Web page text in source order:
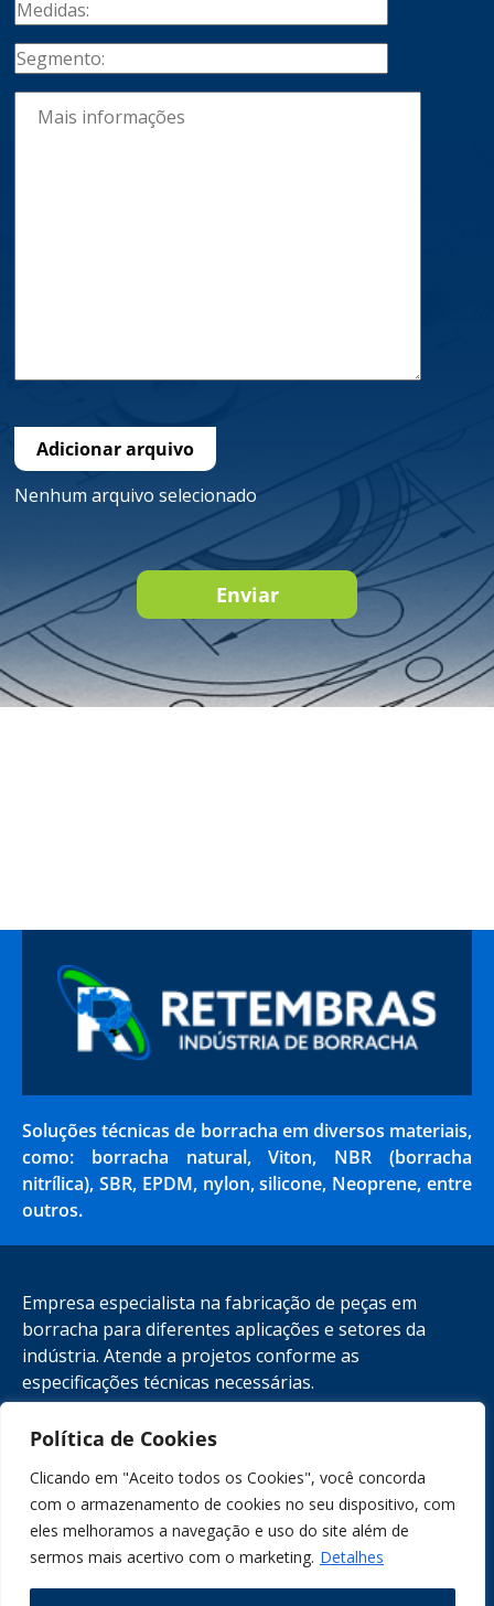
Política de Cookies
Clicando em "Aceito todos os Cookies", você concorda
com o armazenamento de cookies no seu dispositivo, com
eles melhoramos a navegação e uso do site além de
sermos mais acertivo com o marketing. Detalhes
Adicionar arquivo
Nenhum arquivo selecionado
Enviar
Soluções técnicas de borracha em diversos materiais,
como: borracha natural, Viton, NBR (borracha
nitrílica), SBR, EPDM, nylon, silicone, Neoprene, entre
outros.
Empresa especialista na fabricação de peças em
borracha para diferentes aplicações e setores da
indústria. Atende a projetos conforme as
especificações técnicas necessárias.
(11) 4395-7360
comercial@retembras.com.br
Rua Clementina, 10 - Cajamar - SP
Nossas redes: